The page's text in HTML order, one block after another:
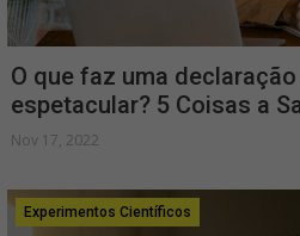
O que faz uma
espetacular? 5 Coisas a
Nov 17, 2022
Experimentos Científicos